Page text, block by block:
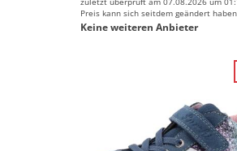
Preis kann sich seitdem geändert
Keine weiteren Anbieter